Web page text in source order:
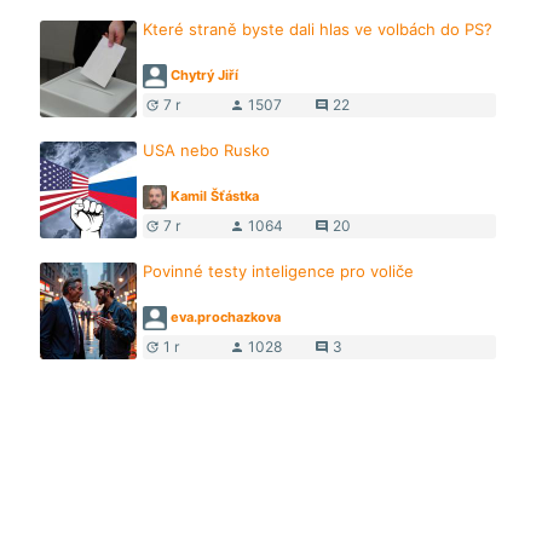
Které straně byste dali hlas ve volbách do PS?
Chytrý Jiří
update 7 r person 1507 comment 22
USA nebo Rusko
Kamil Šťástka
update 7 r person 1064 comment 20
Povinné testy inteligence pro voliče
eva.prochazkova
update 1 r person 1028 comment 3